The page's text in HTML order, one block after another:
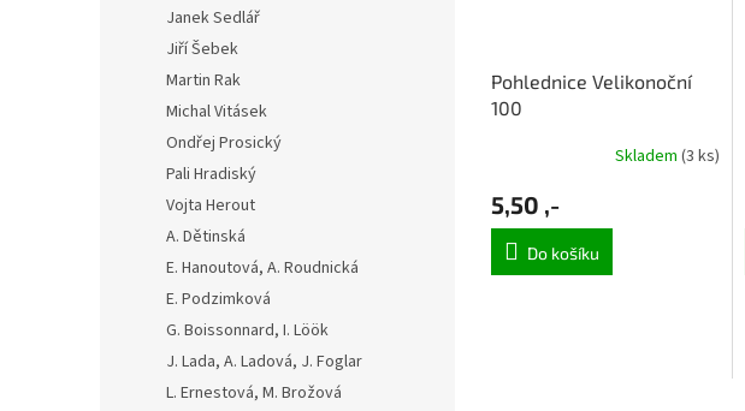
Janek Sedlář
Jiří Šebek
Martin Rak
Michal Vitásek
Ondřej Prosický
Pali Hradiský
Vojta Herout
A. Dětinská
E. Hanoutová, A. Roudnická
E. Podzimková
G. Boissonnard, I. Löök
J. Lada, A. Ladová, J. Foglar
L. Ernestová, M. Brožová
Pohlednice Velikonoční
100
Skladem (3 ks)
5,50 ,-
Do košíku